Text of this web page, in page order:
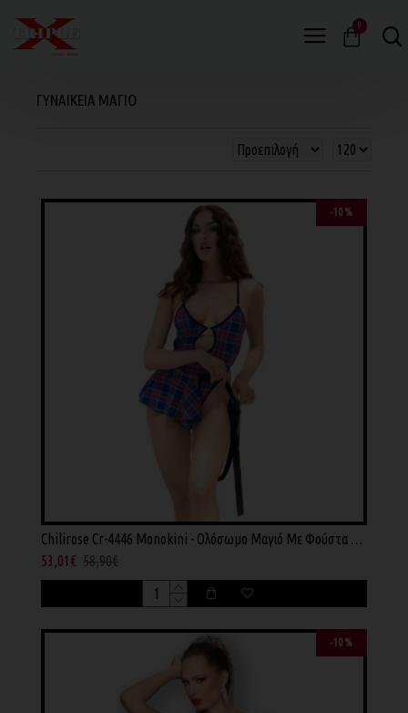
0
ΓΥΝΑΙΚΕΙΑ ΜΑΓΙΟ
-10 %
Chilirose Cr-4446 Monokini - Ολόσωμο Μαγιό Με Φούστα Καρό
53,01€ 58,90€
-10 %